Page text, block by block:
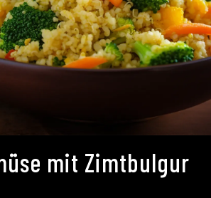
mit Zimtbulgur